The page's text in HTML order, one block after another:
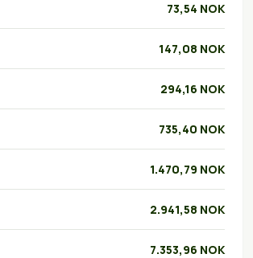
73,54 NOK
147,08 NOK
294,16 NOK
735,40 NOK
1.470,79 NOK
2.941,58 NOK
7.353,96 NOK